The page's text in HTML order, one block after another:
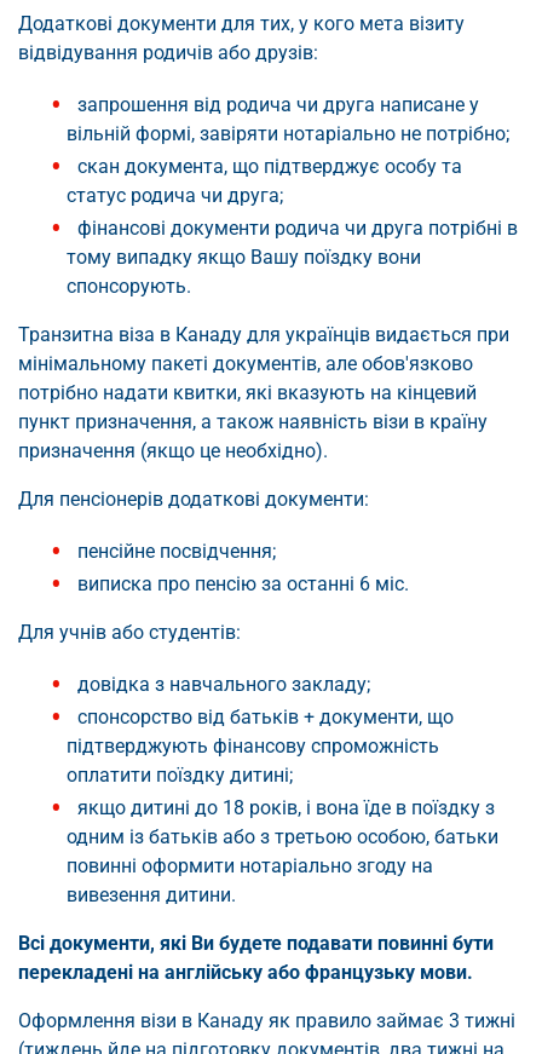
Додаткові документи для тих, у кого мета візиту
відвідування родичів або друзів:
запрошення від родича чи друга написане у
вільній формі, завіряти нотаріально не потрібно;
скан документа, що підтверджує особу та
статус родича чи друга;
фінансові документи родича чи друга потрібні в
тому випадку якщо Вашу поїздку вони
спонсорують.
Транзитна віза в Канаду для українців видається при
мінімальному пакеті документів, але обов'язково
потрібно надати квитки, які вказують на кінцевий
пункт призначення, а також наявність візи в країну
призначення (якщо це необхідно).
Для пенсіонерів додаткові документи:
пенсійне посвідчення;
виписка про пенсію за останні 6 міс.
Для учнів або студентів:
довідка з навчального закладу;
спонсорство від батьків + документи, що
підтверджують фінансову спроможність
оплатити поїздку дитині;
якщо дитині до 18 років, і вона їде в поїздку з
одним із батьків або з третьою особою, батьки
повинні оформити нотаріально згоду на
вивезення дитини.
Всі документи, які Ви будете подавати повинні бути
перекладені на англійську або французьку мови.
Оформлення візи в Канаду як правило займає 3 тижні